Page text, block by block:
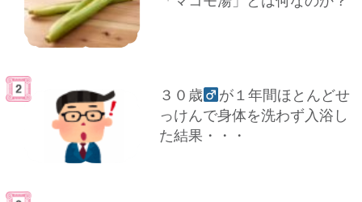
３０歳
が１年間ほとんどせ
っけんで身体を洗わず入浴し
た結果・・・